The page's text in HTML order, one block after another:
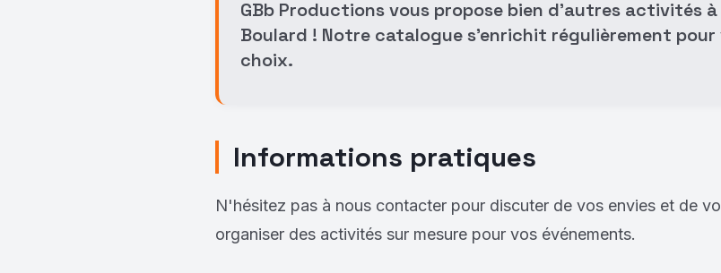
GBb Productions vous propose bien d'autres activités
Boulard ! Notre catalogue s'enrichit régulièrement
choix.
Informations pratiques
N'hésitez pas à nous contacter pour discuter de vos envies et de
organiser des activités sur mesure pour vos événements.